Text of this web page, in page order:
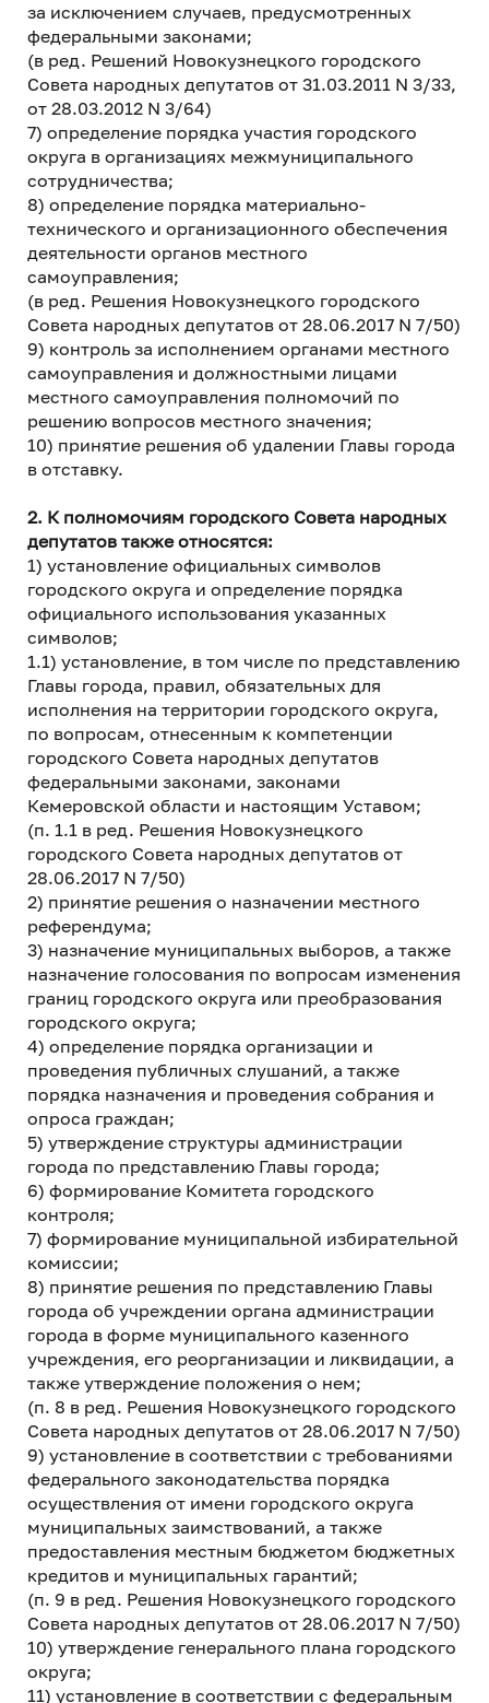
за исключением случаев, предусмотренных
федеральными законами;
(в ред. Решений Новокузнецкого городского
Совета народных депутатов от 31.03.2011 N 3/33,
от 28.03.2012 N 3/64)
7) определение порядка участия городского
округа в организациях межмуниципального
сотрудничества;
8) определение порядка материально-
технического и организационного обеспечения
деятельности органов местного
самоуправления;
(в ред. Решения Новокузнецкого городского
Совета народных депутатов от 28.06.2017 N 7/50)
9) контроль за исполнением органами местного
самоуправления и должностными лицами
местного самоуправления полномочий по
решению вопросов местного значения;
10) принятие решения об удалении Главы города
в отставку.
2. К полномочиям городского Совета народных
депутатов также относятся:
1) установление официальных символов
городского округа и определение порядка
официального использования указанных
символов;
1.1) установление, в том числе по представлению
Главы города, правил, обязательных для
исполнения на территории городского округа,
по вопросам, отнесенным к компетенции
городского Совета народных депутатов
федеральными законами, законами
Кемеровской области и настоящим Уставом;
(п. 1.1 в ред. Решения Новокузнецкого
городского Совета народных депутатов от
28.06.2017 N 7/50)
2) принятие решения о назначении местного
референдума;
3) назначение муниципальных выборов, а также
назначение голосования по вопросам изменения
границ городского округа или преобразования
городского округа;
4) определение порядка организации и
проведения публичных слушаний, а также
порядка назначения и проведения собрания и
опроса граждан;
5) утверждение структуры администрации
города по представлению Главы города;
6) формирование Комитета городского
контроля;
7) формирование муниципальной избирательной
комиссии;
8) принятие решения по представлению Главы
города об учреждении органа администрации
города в форме муниципального казенного
учреждения, его реорганизации и ликвидации, а
также утверждение положения о нем;
(п. 8 в ред. Решения Новокузнецкого городского
Совета народных депутатов от 28.06.2017 N 7/50)
9) установление в соответствии с требованиями
федерального законодательства порядка
осуществления от имени городского округа
муниципальных заимствований, а также
предоставления местным бюджетом бюджетных
кредитов и муниципальных гарантий;
(п. 9 в ред. Решения Новокузнецкого городского
Совета народных депутатов от 28.06.2017 N 7/50)
10) утверждение генерального плана городского
округа;
11) установление в соответствии с федеральным